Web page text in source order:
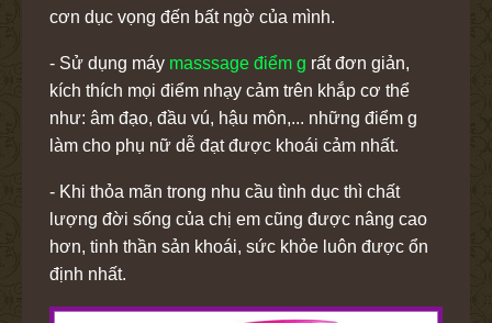
cơn dục vọng đến bất ngờ của mình.
- Sử dụng máy masssage điểm g rất đơn giản,
kích thích mọi điểm nhạy cảm trên khắp cơ thể
như: âm đạo, đầu vú, hậu môn,... những điểm g
làm cho phụ nữ dễ đạt được khoái cảm nhất.
- Khi thỏa mãn trong nhu cầu tình dục thì chất
lượng đời sống của chị em cũng được nâng cao
hơn, tinh thần sản khoái, sức khỏe luôn được ổn
định nhất.